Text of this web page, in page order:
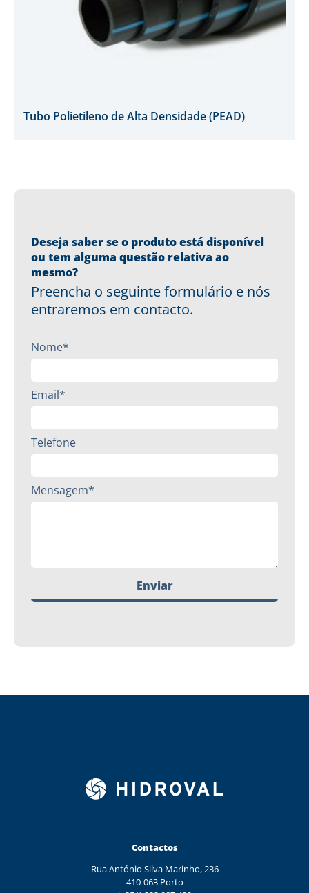
Tubo Polietileno de Alta Densidade (PEAD)
Deseja saber se o produto está disponível
ou tem alguma questão relativa ao
mesmo?
Preencha o seguinte formulário e nós
entraremos em contacto.
Nome*
Email*
Telefone
Mensagem*
Enviar
Contactos
Rua António Silva Marinho, 236
410-063 Porto